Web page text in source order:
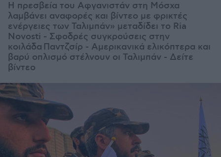
Η πρεσβεία του Αφγανιστάν στη Μόσχα
λαμβάνει αναφορές και βίντεο με φρικτές
ενέργειες των Ταλιμπάν» μεταδίδει το Ria
Novosti - Σφοδρές συγκρούσεις στην
κοιλάδα Παντζσίρ - Αμερικανικά ελικόπτερα και
βαρύ οπλισμό στέλνουν οι Ταλιμπάν - Δείτε
βίντεο